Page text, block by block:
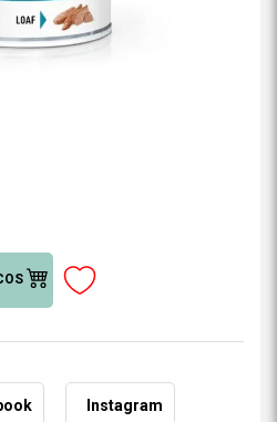
Instagram